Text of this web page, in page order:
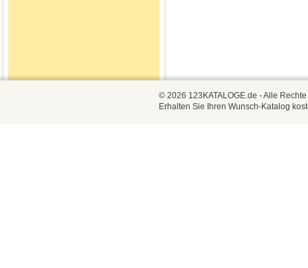
© 2026 123KATALOGE.de - Alle
Erhalten Sie Ihren Wunsch-Katalog